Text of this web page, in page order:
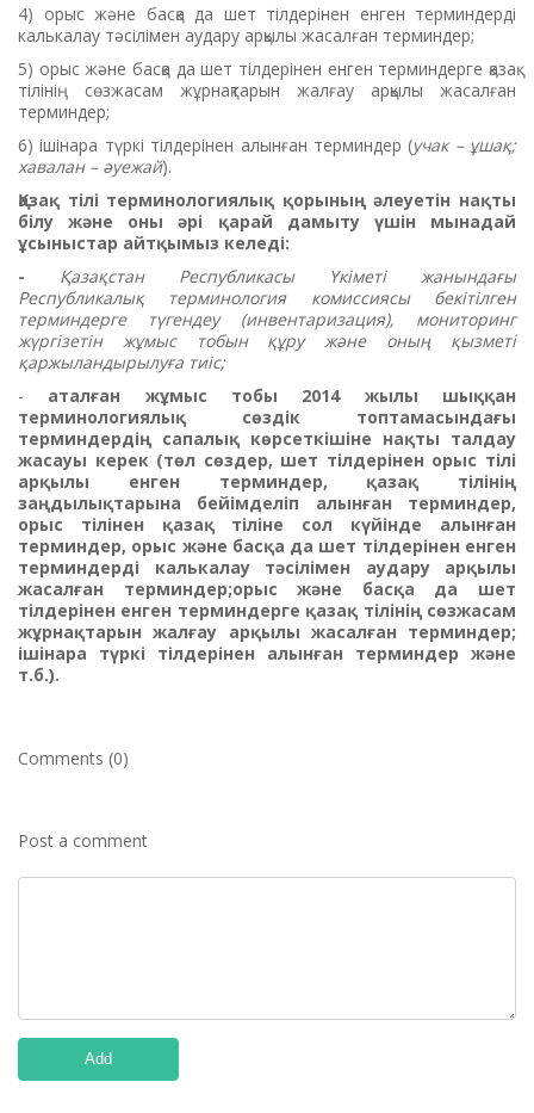
4) орыс және басқа да шет тілдерінен енген терминдерді
калькалау тәсілімен аудару арқылы жасалған терминдер;
5) орыс және басқа да шет тілдерінен енген терминдерге қазақ
тілінің сөзжасам жұрнақтарын жалғау арқылы жасалған
терминдер;
6) ішінара түркі тілдерінен алынған терминдер (учак – ұшақ;
хавалан – әуежай).
Қазақ тілі терминологиялық қорының әлеуетін нақты
білу және оны әрі қарай дамыту үшін мынадай
ұсыныстар айтқымыз келеді:
- Қазақстан Республикасы Үкіметі жанындағы
Республикалық терминология комиссиясы бекітілген
терминдерге түгендеу (инвентаризация), мониторинг
жүргізетін жұмыс тобын құру және оның қызметі
қаржыландырылуға тиіс;
- аталған жұмыс тобы 2014 жылы шыққан
терминологиялық сөздік топтамасындағы
терминдердің сапалық көрсеткішіне нақты талдау
жасауы керек (төл сөздер, шет тілдерінен орыс тілі
арқылы енген терминдер, қазақ тілінің
заңдылықтарына бейімделіп алынған терминдер,
орыс тілінен қазақ тіліне сол күйінде алынған
терминдер, орыс және басқа да шет тілдерінен енген
терминдерді калькалау тәсілімен аудару арқылы
жасалған терминдер;орыс және басқа да шет
тілдерінен енген терминдерге қазақ тілінің сөзжасам
жұрнақтарын жалғау арқылы жасалған терминдер;
ішінара түркі тілдерінен алынған терминдер және
т.б.).
Comments (0)
Post a comment
Add